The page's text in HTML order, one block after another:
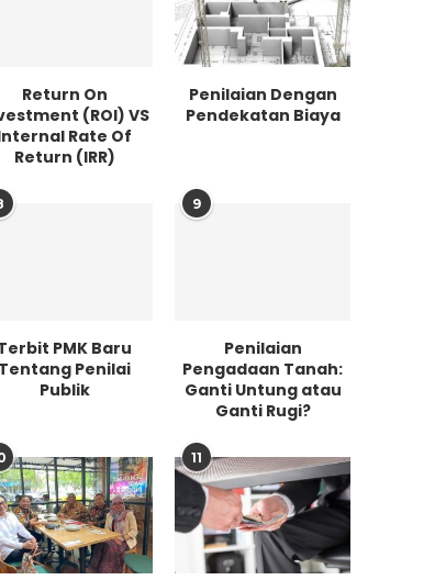
Return On
(ROI) VS
Rate Of
Return (IRR)
Penilaian Dengan
Pendekatan Biaya
PMK Baru
Tentang Penilai
Publik
9
Penilaian
Pengadaan Tanah:
Ganti Untung atau
Ganti Rugi?
11